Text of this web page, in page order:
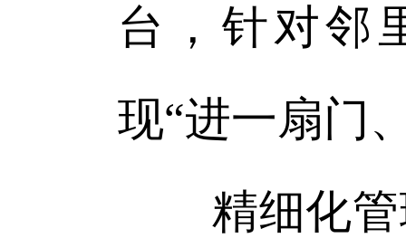
台，针对邻
现“进一扇门
精细化管